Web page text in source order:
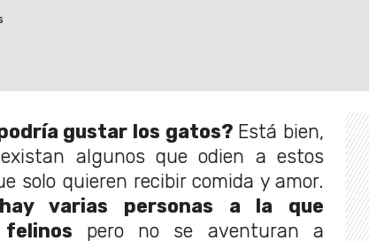
gustar los gatos?Está bien,
algunos que odien a estos
solo quieren recibir comida y amor.
hay varias personas a la que
pero no se aventuran a